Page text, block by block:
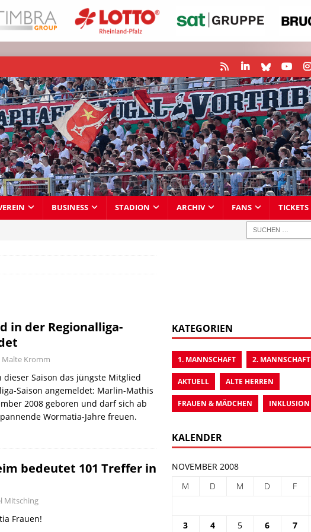
BUSINESS STADION ARCHIV FANS TICKETS
in der Regionalliga-
Malte Kromm
dieser Saison das jüngste Mitglied
Saison angemeldet: Marlin-Mathis
2008 geboren und darf sich ab
Wormatia-Jahre freuen.
bedeutet 101 Treffer in
Mitsching
Frauen!
KATEGORIEN
1. MANNSCHAFT 2. MANNSCHAFT
AKTUELL ALTE HERREN
FRAUEN & MÄDCHEN INKLUSION
KALENDER
NOVEMBER 2008
M
D M D F
3
4 5 6 7